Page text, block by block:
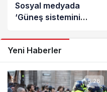
Diyanet’ten ‘Cuma
namazı’ açıklaması
Yeni Haberler
5:28